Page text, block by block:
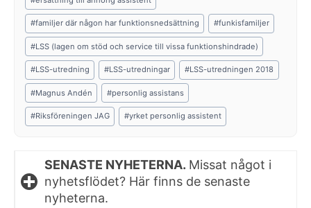
#familjer där någon har funktionsnedsättning #funkisfamiljer
#LSS (lagen om stöd och service till vissa funktionshindrade)
#LSS-utredning #LSS-utredningar #LSS-utredningen 2018
#Magnus Andén #personlig assistans
#Riksföreningen JAG #yrket personlig assistent
SENASTE NYHETERNA. Missat något i
nyhetsflödet? Här finns de senaste
nyheterna.